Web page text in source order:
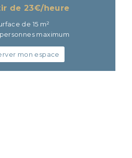
de 23€/heure
de 15 m²
maximum
mon espace